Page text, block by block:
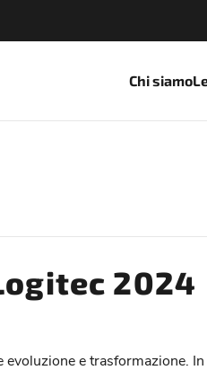
Chi siamo
2024
e trasformazione.